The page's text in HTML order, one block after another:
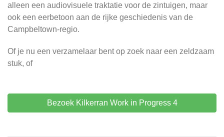
alleen een audiovisuele traktatie voor de zintuigen, maar
ook een eerbetoon aan de rijke geschiedenis van de
Campbeltown-regio.
Of je nu een verzamelaar bent op zoek naar een zeldzaam
stuk, of
Bezoek Kilkerran Work in Progress 4